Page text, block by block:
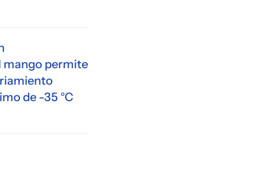
permite
de -35 °C